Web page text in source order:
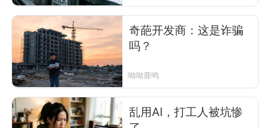
奇葩开发商：这是诈骗
吗？
呦呦鹿鸣
乱用AI，打工人被坑惨